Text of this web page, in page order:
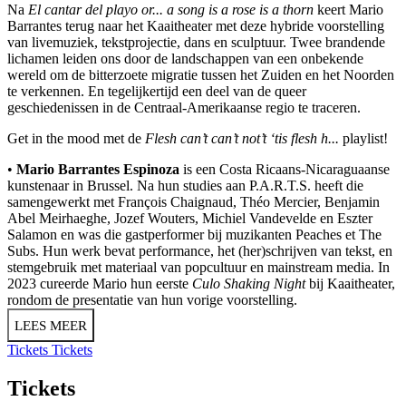
Na El cantar del playo or... a song is a rose is a thorn keert Mario
Barrantes terug naar het Kaaitheater met deze hybride voorstelling
van livemuziek, tekstprojectie, dans en sculptuur. Twee brandende
lichamen leiden ons door de landschappen van een onbekende
wereld om de bitterzoete migratie tussen het Zuiden en het Noorden
te verkennen. En tegelijkertijd een deel van de queer
geschiedenissen in de Centraal-Amerikaanse regio te traceren.
Get in the mood met de Flesh can’t can’t not’t ‘tis flesh h... playlist!
• Mario Barrantes Espinoza is een Costa Ricaans-Nicaraguaanse
kunstenaar in Brussel. Na hun studies aan P.A.R.T.S. heeft die
samengewerkt met François Chaignaud, Théo Mercier, Benjamin
Abel Meirhaeghe, Jozef Wouters, Michiel Vandevelde en Eszter
Salamon en was die gastperformer bij muzikanten Peaches et The
Subs. Hun werk bevat performance, het (her)schrijven van tekst, en
stemgebruik met materiaal van popcultuur en mainstream media. In
2023 cureerde Mario hun eerste Culo Shaking Nightbij Kaaitheater,
rondom de presentatie van hun vorige voorstelling.
LEES MEER
Tickets Tickets
Tickets